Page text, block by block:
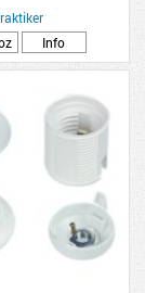
Info